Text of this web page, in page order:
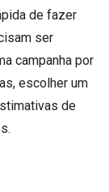
de fazer
ser
campanha por
escolher um
de